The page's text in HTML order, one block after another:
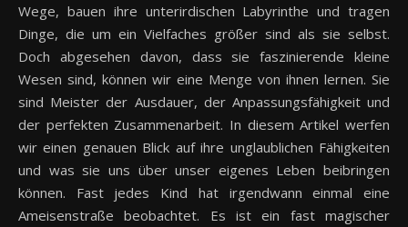
Wege, bauen ihre unterirdischen Labyrinthe und tragen
Dinge, die um ein Vielfaches größer sind als sie selbst.
Doch abgesehen davon, dass sie faszinierende kleine
Wesen sind, können wir eine Menge von ihnen lernen. Sie
sind Meister der Ausdauer, der Anpassungsfähigkeit und
der perfekten Zusammenarbeit. In diesem Artikel werfen
wir einen genauen Blick auf ihre unglaublichen Fähigkeiten
und was sie uns über unser eigenes Leben beibringen
können. Fast jedes Kind hat irgendwann einmal eine
Ameisenstraße beobachtet. Es ist ein fast magischer